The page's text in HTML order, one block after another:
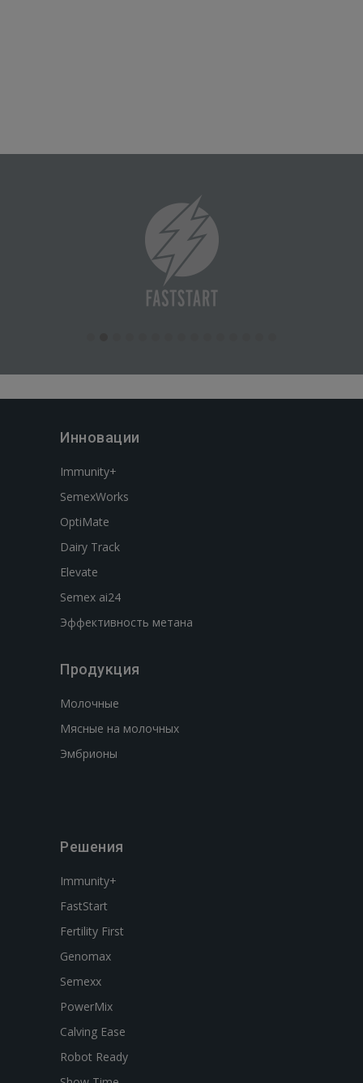
Инновации
Immunity+
SemexWorks
OptiMate
Dairy Track
Elevate
Semex ai24
Эффективность метана
Продукция
Молочные
Мясные на молочных
Эмбрионы
Решения
Immunity+
FastStart
Fertility First
Genomax
Semexx
PowerMix
Calving Ease
Robot Ready